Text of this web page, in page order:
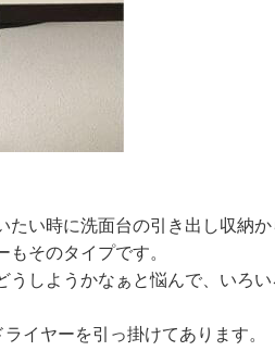
い時に洗面台の引き出し収納か
そのタイプです。
しようかなぁと悩んで、いろ
イヤーを引っ掛けてあります。